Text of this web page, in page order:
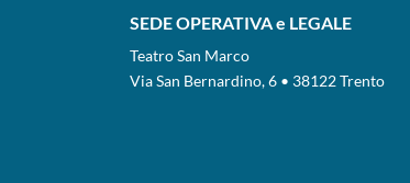
SEDE OPERATIVA e LEGALE
Teatro San Marco
Via San Bernardino, 6 • 38122 Trento